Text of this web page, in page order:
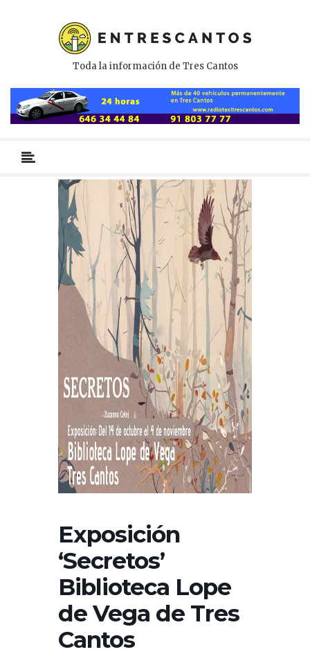
Toda la información de Tres Cantos
primario
Exposición
‘Secretos’
Biblioteca Lope
de Vega de Tres
Cantos